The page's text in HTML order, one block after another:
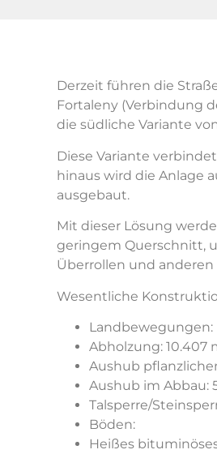
Derzeit führen die
Fortaleny (Verbindung
die südliche Variante
Diese Variante
hinaus wird die Anlage
ausgebaut.
Mit dieser Lösung
geringem Querschnitt,
Überrollen und anderen
Wesentliche
Landbewegungen:
Abholzung: 10.407
Aushub
Aushub im Abbau:
Talsperre/
Böden:
Heißes